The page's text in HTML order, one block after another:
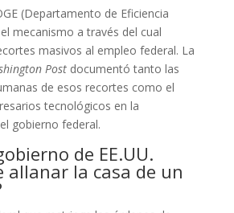
(Departamento de Eficiencia
mecanismo a través del cual
masivos al empleo federal. La
Postdocumentó tanto las
de esos recortes como el
tecnológicos en la
gobierno federal.
de EE.UU.
allanar la casa de un